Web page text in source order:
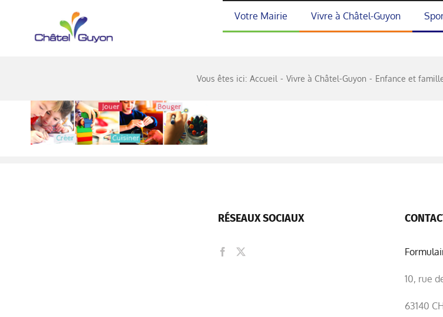
Votre Mairie Vivre à Châtel-Guyon
Vous êtes ici: Accueil Vivre à Châtel-Guyon Enfance et
RÉSEAUX SOCIAUX
10, rue
63140